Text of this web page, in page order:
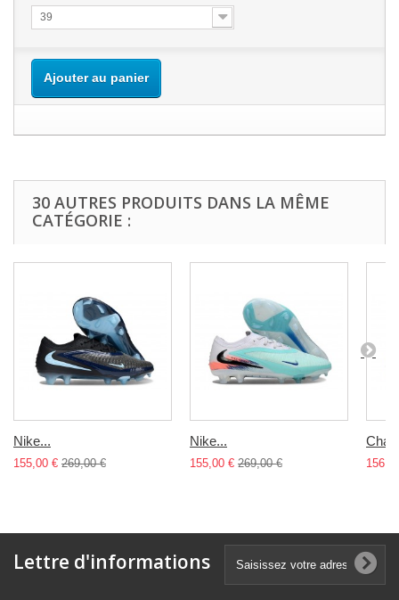
39
Ajouter au panier
30 AUTRES PRODUITS DANS LA MÊME
CATÉGORIE :
Nike...
155,00 € 269,00 €
Nike...
155,00 € 269,00 €
Lettre d'informations